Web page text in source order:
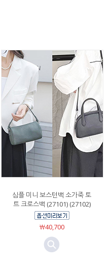
심플 미니 보스턴백 소가죽 토
트 크로스백 (27101) (27102)
￦40,700